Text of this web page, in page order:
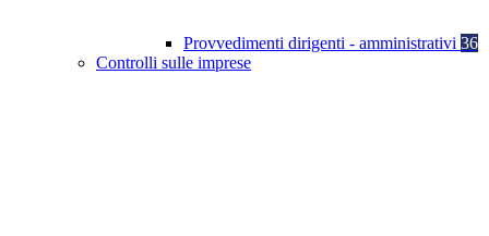
Provvedimenti dirigenti - amministrativi 36
Controlli sulle imprese